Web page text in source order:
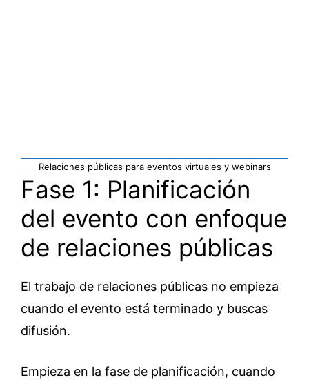
Relaciones públicas para eventos virtuales y webinars
Fase 1: Planificación
del evento con enfoque
de relaciones públicas
El trabajo de relaciones públicas no empieza
cuando el evento está terminado y buscas
difusión.
Empieza en la fase de planificación, cuando